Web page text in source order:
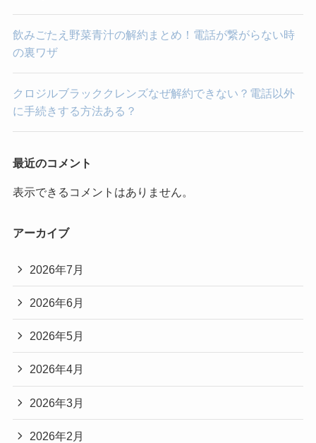
飲みごたえ野菜青汁の解約まとめ！電話が繋がらない時
の裏ワザ
クロジルブラッククレンズなぜ解約できない？電話以外
に手続きする方法ある？
最近のコメント
表示できるコメントはありません。
アーカイブ
2026年7月
2026年6月
2026年5月
2026年4月
2026年3月
2026年2月